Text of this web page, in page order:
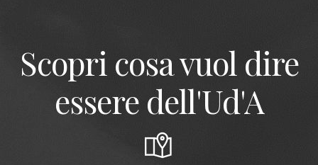
Scopri cosa vuol dire
essere dell'Ud'A